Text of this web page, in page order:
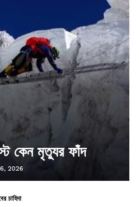
কেন মৃত্যুর ফাঁদ
2026
চাহিদা